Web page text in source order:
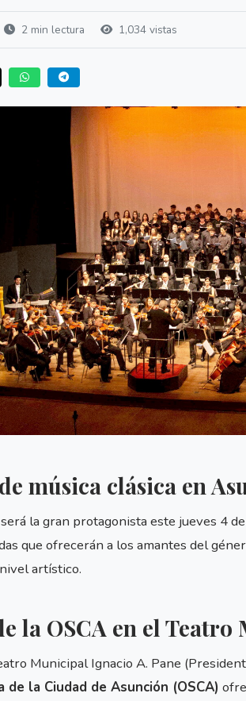
2 min lectura 1,034 vistas
música clásica en
la gran protagonista este jueves 4
que ofrecerán a los amantes del
artístico.
la OSCA en el Teatro
Municipal Ignacio A. Pane
de la Ciudad de Asunción (OSCA)